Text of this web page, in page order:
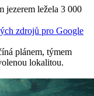
jezerem ležela 3 000
zdrojů pro Google
plánem, týmem
lokalitou.